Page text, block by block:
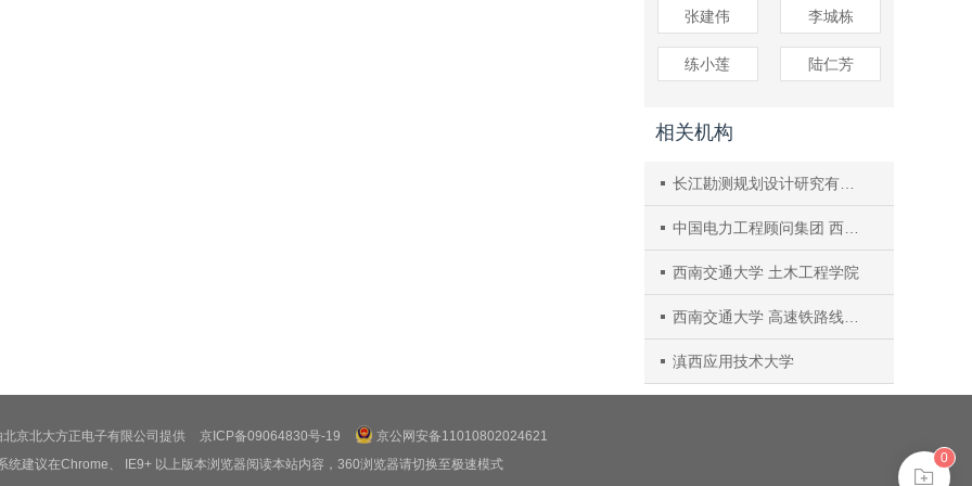
张建伟 李城栋
练小莲 陆仁芳
相关机构
长江勘测规划设计研究有限责任公司
中国电力工程顾问集团 西南电力设计院有限公司
西南交通大学 土木工程学院
西南交通大学 高速铁路线路工程教育部重点实验室
滇西应用技术大学
京北大方正电子有限公司提供 京ICP备09064830号-19
京公网安备11010802024621
统建议在Chrome、 IE9+ 以上版本浏览器阅读本站内容，360浏览器请切换至极速模式
0